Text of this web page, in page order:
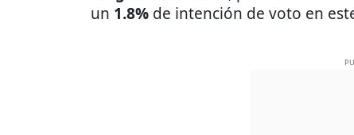
un 1.8% de intención de voto en